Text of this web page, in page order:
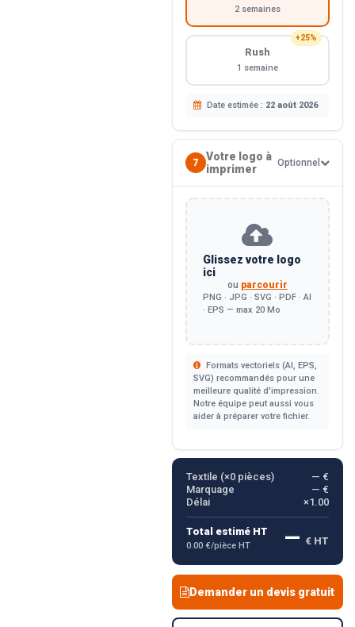
2 semaines
+25%
Rush
1 semaine
Date estimée : 22 août 2026
7
Votre logo à
imprimer
Optionnel
Glissez votre logo
ici
ou parcourir
PNG · JPG · SVG · PDF · AI
· EPS — max 20 Mo
Formats vectoriels (AI, EPS,
SVG) recommandés pour une
meilleure qualité d'impression.
Notre équipe peut aussi vous
aider à préparer votre fichier.
Textile (×0pièces)
— €
Marquage
— €
Délai
×1.00
Total estimé HT
0.00 €/pièce HT — € HT
Demander un devis gratuit